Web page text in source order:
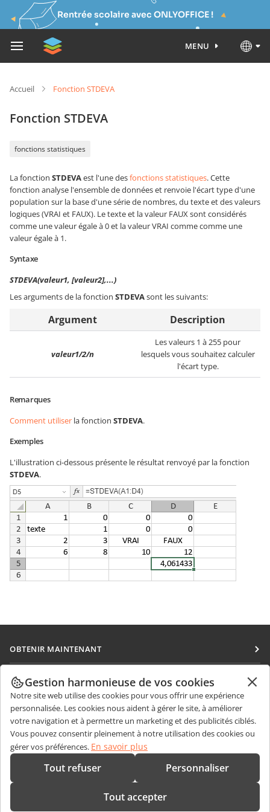
Rentrée scolaire avec ONLYOFFICE !
MENU
Accueil Fonction STDEVA
Fonction STDEVA
fonctions statistiques
La fonction STDEVAest l'une desfonctions statistiques. Cette
fonction analyse l'ensemble de données et renvoie l'écart type d'une
population sur la base d'une série de nombres, du texte et des valeurs
logiques (VRAI et FAUX). Le texte et la valeur FAUX sont considérés
comme une valeur égale à 0 et la valeur VRAI comme comme une
valeur égale à 1.
Syntaxe
STDEVA(valeur1, [valeur2],...)
Les arguments de la fonction STDEVAsont les suivants:
Argument Description
valeur1/2/n
Les valeurs 1 à 255 pour
lesquels vous souhaitez calculer
l'écart type.
Remarques
Comment utiliser la fonction STDEVA.
Exemples
L'illustration ci-dessous présente le résultat renvoyé par la fonction
STDEVA.
OBTENIR MAINTENANT
Docs
DocSpace
Workspace
Connecteurs
Applications de bureau
Applications mobiles
COLLABORATION
Pour les contributeurs
Pour les traducteurs
Pour les influenceurs
Offres d'emploi
OBTENIR DES NOUVELLES
Blog
OBTENIR DE L'AIDE
Forum
CONTACTEZ-NOUS
Questions de ventes
sales@onlyoffice.com
partners@onlyoffice.com
Gestion harmonieuse de vos cookies
Notre site web utilise des cookies pour vous offrir une expérience
personnalisée. Les cookies nous aident à gérer le site, à améliorer
votre navigation et à permettre un marketing et des publicités ciblés.
Vous pouvez consentir pleinement à notre utilisation des cookies ou
gérer vos préférences. En savoir plus
Tout refuser Personnaliser
Tout accepter